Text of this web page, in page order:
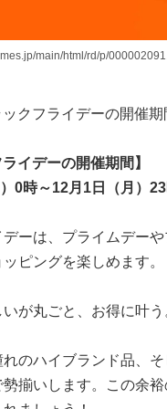
main/html/rd/p/
クフライデーの開催期
イデーの開催期間】
0時～12月1日（月）
ーは、プライムデー
ピングを楽しめます。
が丸ごと、お得に叶う
のハイブランド品、
揃いします。この余